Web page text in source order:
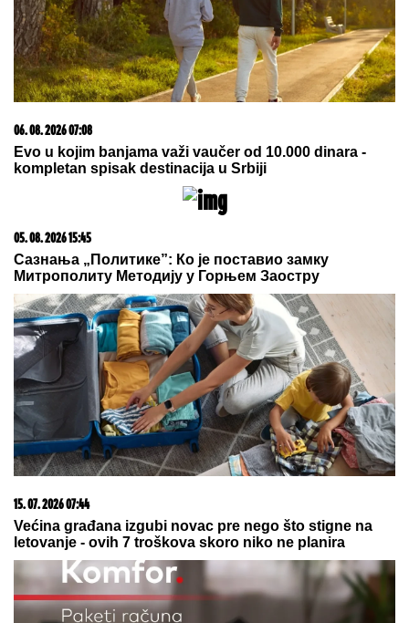
06. 08. 2026 07:08
Evo u kojim banjama važi vaučer od 10.000 dinara -
kompletan spisak destinacija u Srbiji
05. 08. 2026 15:45
Сазнања „Политике”: Ко је поставио замку
Митрополиту Методију у Горњем Заостру
15. 07. 2026 07:44
Većina građana izgubi novac pre nego što stigne na
letovanje - ovih 7 troškova skoro niko ne planira